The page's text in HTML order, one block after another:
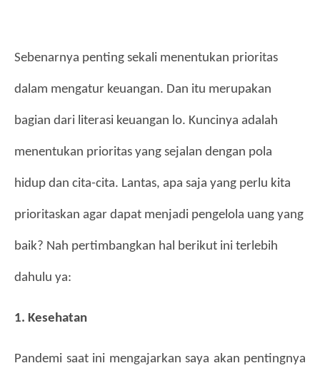
Sebenarnya penting sekali menentukan prioritas
dalam mengatur keuangan. Dan itu merupakan
bagian dari literasi keuangan lo. Kuncinya adalah
menentukan prioritas yang sejalan dengan pola
hidup dan cita-cita. Lantas, apa saja yang perlu kita
prioritaskan agar dapat menjadi pengelola uang yang
baik? Nah pertimbangkan hal berikut ini terlebih
dahulu ya:
1. Kesehatan
Pandemi saat ini mengajarkan saya akan pentingnya